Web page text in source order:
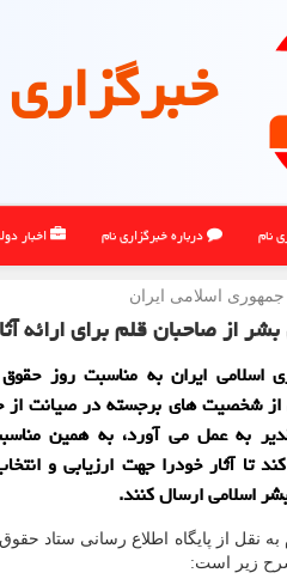
نام درباره خبرگزاری نام اخبار
اسلامی ایران
از صاحبان قلم برای ارائه
اسلامی ایران به مناسبت روز
از شخصیت های برجسته در صیانت از
به عمل می آورد، به همین
تا آثار خودرا جهت ارزیابی و
اسلامی ارسال كنند.
نقل از پایگاه اطلاع رسانی ستاد
زیر است: